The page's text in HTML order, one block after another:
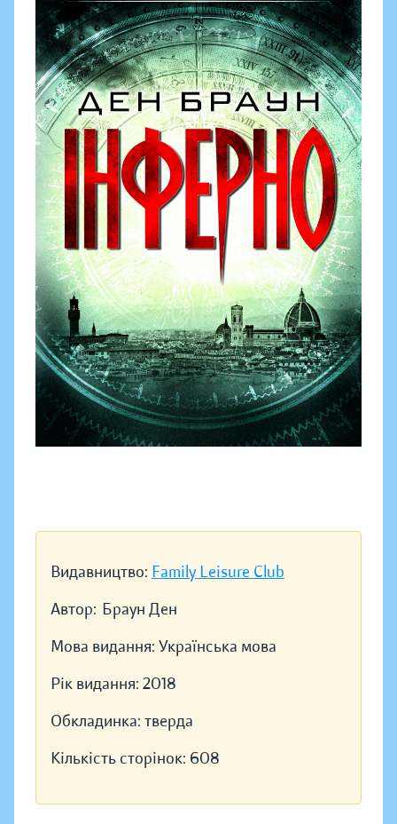
Видавництво: Family Leisure Club
Автор: Браун Ден
Мова видання: Українська мова
Рік видання: 2018
Обкладинка: тверда
Кількість сторінок: 608